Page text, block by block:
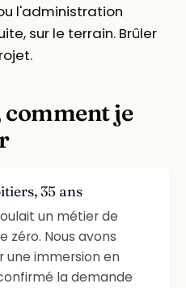
l'administration
sur le terrain. Brûler
je
35 ans
un métier de
zéro. Nous avons
immersion en
la demande